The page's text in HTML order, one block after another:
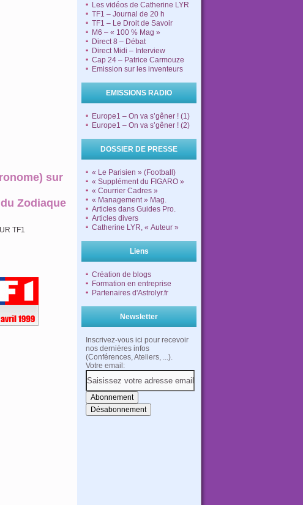
sur
Zodiaque
TF1
Les vidéos de Catherine LYR
TF1 – Journal de 20 h
TF1 – Le Droit de Savoir
M6 – « 100 % Mag »
Direct 8 – Débat
Direct Midi – Interview
Cap 24 – Patrice Carmouze
Emission sur les inventeurs
EMISSIONS RADIO
Europe1 – On va s’gêner ! (1)
Europe1 – On va s’gêner ! (2)
DOSSIER DE PRESSE
« Le Parisien » (Football)
« Supplément du FIGARO »
« Courrier Cadres »
« Management » Mag.
Articles dans Guides Pro.
Articles divers
Catherine LYR, « Auteur »
Liens
Création de blogs
Formation en entreprise
Partenaires d'Astrolyr.fr
Newsletter
Inscrivez-vous ici pour recevoir
nos dernières infos
(Conférences, Ateliers, ...).
Votre email: